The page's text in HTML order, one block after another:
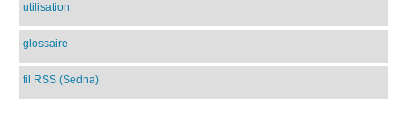
utilisation
glossaire
fil RSS (Sedna)